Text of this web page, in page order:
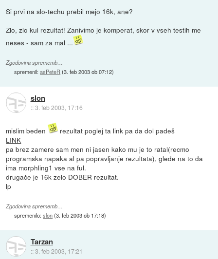
Si prvi na slo-techu prebil mejo 16k, ane?
Zlo, zlo kul rezultat! Zanivimo je komperat, skor v vseh testih me
neses - sam za mal ...
Zgodovina sprememb…
spremenil:asPeteR (3. feb 2003 ob 07:12)
slon
::3. feb 2003, 17:16
mislim beden
rezultat poglej ta link pa da dol padeš
LINK
pa brez zamere sam men ni jasen kako mu je to ratal(recmo
programska napaka al pa popravljanje rezultata), glede na to da
ima morphling1 vse na ful.
drugače je 16k zelo DOBER rezultat.
lp
Zgodovina sprememb…
spremenilo:slon(3. feb 2003 ob 17:18)
Tarzan
::3. feb 2003, 17:21